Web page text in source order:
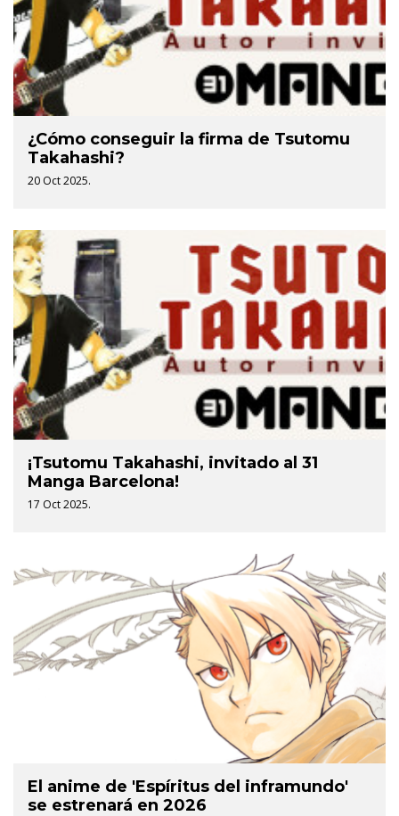
¿Cómo conseguir la firma de Tsutomu
Takahashi?
20 Oct 2025.
¡Tsutomu Takahashi, invitado al 31
Manga Barcelona!
17 Oct 2025.
El anime de 'Espíritus del inframundo'
se estrenará en 2026